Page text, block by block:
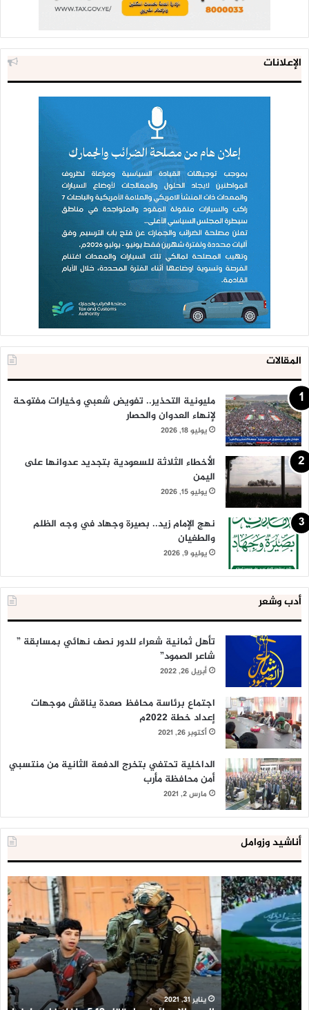
الإعلانات
المقالات
مليونية التحذير.. تفويض شعبي وخيارات مفتوحة
لإنهاء العدوان والحصار
يوليو 18, 2026
الأخطاء الثلاثة للسعودية بتجديد عدوانها على
اليمن
يوليو 15, 2026
نهج الإمام زيد.. بصيرة وجهاد في وجه الظلم
والطغيان
يوليو 9, 2026
أدب وشعر
تأهل ثمانية شعراء للدور نصف نهائي بمسابقة ”
شاعر الصمود”
أبريل 26, 2022
اجتماع برئاسة محافظ صعدة يناقش موجهات
إعداد خطة 2022م
أكتوبر 26, 2021
الداخلية تحتفي بتخرج الدفعة الثانية من منتسبي
أمن محافظة مأرب
مارس 2, 2021
أناشيد وزوامل
العدو
الإسرائيلي
اعتقل
543
طفلا
فلسطينيا
خلال
2020
يناير 31, 2021